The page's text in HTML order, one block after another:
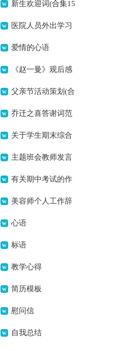
新生欢迎词(合集15
篇) 医院人员外出学习
总结爱情的心语
《赵一曼》观后感
父亲节活动策划(合
集15篇)
乔迁之喜答谢词范
文 关于学生期末综合
素质评语模板参考（精
选30句）
主题班会教师发言
稿 有关期中考试的作
文400字合集七篇
美容师个人工作辞
职报告
心语
标语
教学心得
简历模板
慰问信
自我总结